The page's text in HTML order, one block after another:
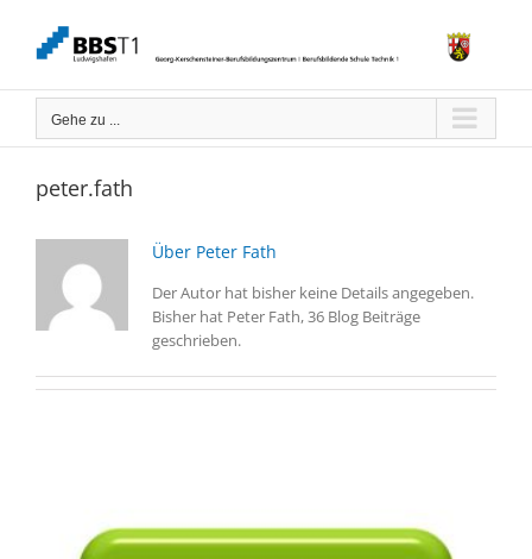
springen
Gehe zu ...
peter.fath
Über Peter Fath
Der Autor hat bisher keine Details angegeben.
Bisher hat Peter Fath, 36 Blog Beiträge
geschrieben.